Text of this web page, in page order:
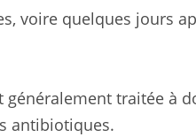
voire quelques jours
traitée à
antibiotiques.